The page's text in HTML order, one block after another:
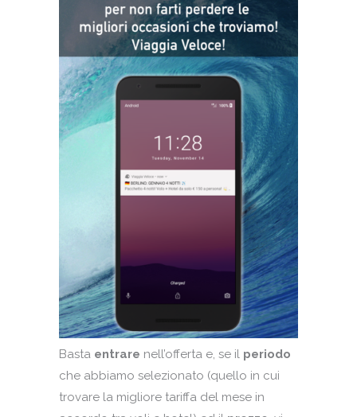
Basta entrare nell’offerta e, se il periodo
che abbiamo selezionato (quello in cui
trovare la migliore tariffa del mese in